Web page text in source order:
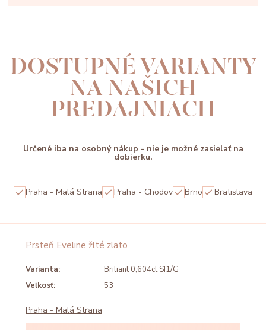
DOSTUPNÉ VARIANTY
NA NAŠICH
PREDAJNIACH
Určené iba na osobný nákup - nie je možné zasielať na
dobierku.
Praha - Malá Strana Praha - Chodov Brno Bratislava
Prsteň Eveline žlté zlato
Varianta:
Briliant 0,604ct SI1/G
Veľkosť:
53
Praha - Malá Strana